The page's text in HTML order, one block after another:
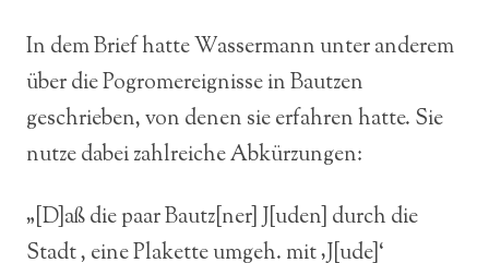
In dem Brief hatte Wassermann unter anderem
über die Pogromereignisse in Bautzen
geschrieben, von denen sie erfahren hatte. Sie
nutze dabei zahlreiche Abkürzungen:
„[D]aß die paar Bautz[ner] J[uden] durch die
Stadt , eine Plakette umgeh. mit ‚J[ude]‘